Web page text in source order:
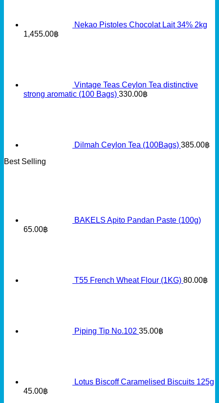
Nekao Pistoles Chocolat Lait 34% 2kg
1,455.00฿
Vintage Teas Ceylon Tea distinctive
strong aromatic (100 Bags) 330.00฿
Dilmah Ceylon Tea (100Bags) 385.00฿
Best Selling
BAKELS Apito Pandan Paste (100g)
65.00฿
T55 French Wheat Flour (1KG) 80.00฿
Piping Tip No.102 35.00฿
Lotus Biscoff Caramelised Biscuits 125g
45.00฿